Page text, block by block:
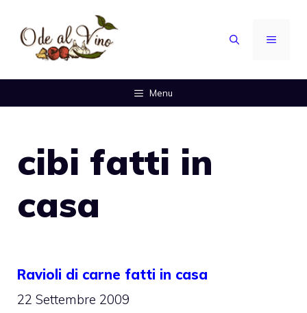
contenuto
MENU
Menu
cibi fatti in
casa
Ravioli di carne fatti in casa
22 Settembre 2009